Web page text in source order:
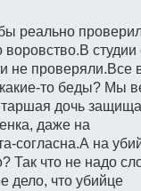
реально
студии
не проверяли.Все
то беды? Мы
дочь
даже на
согласна.А на
Так что не надо
дело, что убийце